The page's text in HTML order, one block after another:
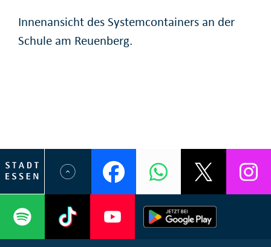
Innenansicht des Systemcontainers an der
Schule am Reuenberg.